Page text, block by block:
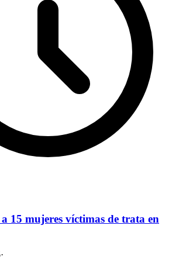
15 mujeres víctimas de trata en
·